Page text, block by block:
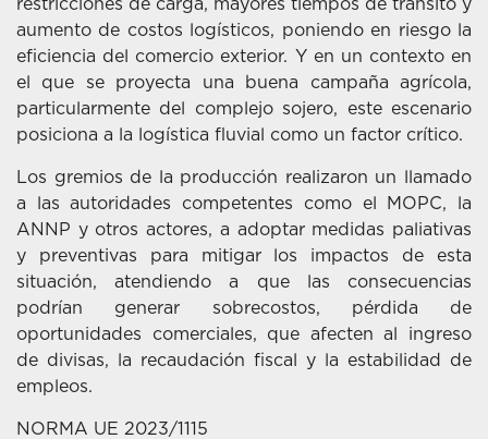
restricciones de carga, mayores tiempos de tránsito y
aumento de costos logísticos, poniendo en riesgo la
eficiencia del comercio exterior. Y en un contexto en
el que se proyecta una buena campaña agrícola,
particularmente del complejo sojero, este escenario
posiciona a la logística fluvial como un factor crítico.
Los gremios de la producción realizaron un llamado
a las autoridades competentes como el MOPC, la
ANNP y otros actores, a adoptar medidas paliativas
y preventivas para mitigar los impactos de esta
situación, atendiendo a que las consecuencias
podrían generar sobrecostos, pérdida de
oportunidades comerciales, que afecten al ingreso
de divisas, la recaudación fiscal y la estabilidad de
empleos.
NORMA UE 2023/1115